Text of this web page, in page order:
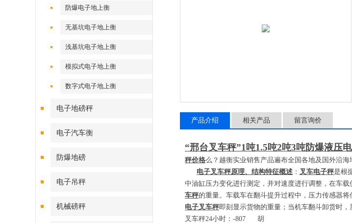
防爆电子地上衡
无基坑电子地上衡
浅基坑电子地上衡
模拟式电子地上衡
数字式电子地上衡
电子地磅秤
电子汽车衡
防爆地磅
电子吊秤
机械磅秤
产品介绍 相关产品 留言询价
“邢台叉车秤”1 吨1.5吨2吨3吨防爆液压
秤价格么？越衡实业销售产品遍布全国各地及国外沿
电子叉车秤原理、结构特征概述 ： 叉车电子秤是根
中油缸压力变化进行测定，并对速度进行调整，在车
车秤的重量。车载车在翻斗提升过程中，压力传感器
电子叉车秤即刻显示货物的重量；当机车翻斗卸货时
叉车秤24小时： -807 胡